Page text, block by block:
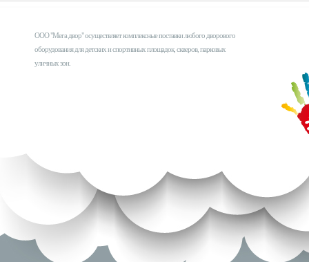
ООО "Мега двор" осуществляет комплексные поставки любого дворового
оборудования для детских и спортивных площадок, скверов, парковых
уличных зон.